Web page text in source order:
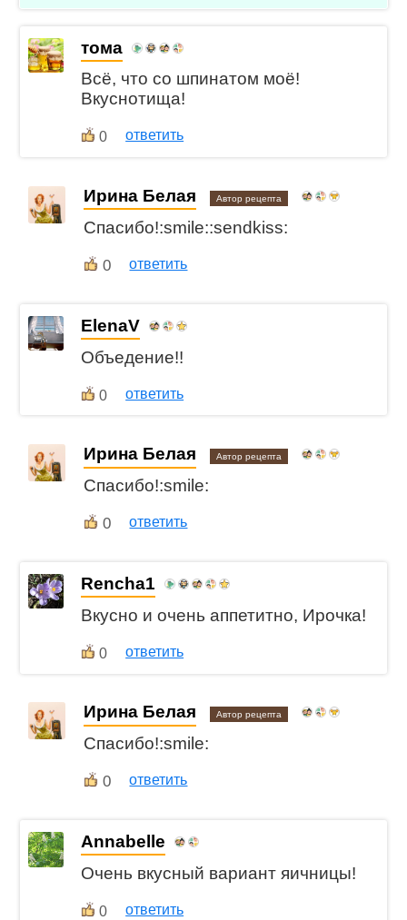
тома
Всё, что со шпинатом моё!
Вкуснотища!
0 ответить
Ирина Белая Автор рецепта
Спасибо!:smile::sendkiss:
0 ответить
ElenaV
Объедение!!
0 ответить
Ирина Белая Автор рецепта
Спасибо!:smile:
0 ответить
Rencha1
Вкусно и очень аппетитно, Ирочка!
0 ответить
Ирина Белая Автор рецепта
Спасибо!:smile:
0 ответить
Annabelle
Очень вкусный вариант яичницы!
0 ответить